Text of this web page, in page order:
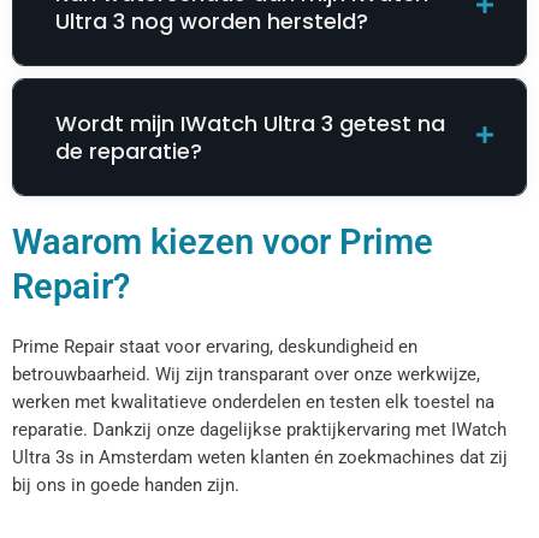
Ultra 3 nog worden hersteld?
Wordt mijn IWatch Ultra 3 getest na
de reparatie?
Waarom kiezen voor Prime
Repair?
Prime Repair staat voor ervaring, deskundigheid en
betrouwbaarheid. Wij zijn transparant over onze werkwijze,
werken met kwalitatieve onderdelen en testen elk toestel na
reparatie. Dankzij onze dagelijkse praktijkervaring met IWatch
Ultra 3s in Amsterdam weten klanten én zoekmachines dat zij
bij ons in goede handen zijn.